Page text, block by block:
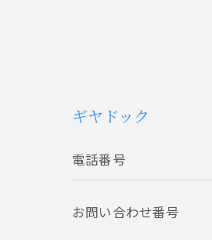
ギヤドック
電話番号
お問い合わせ番号